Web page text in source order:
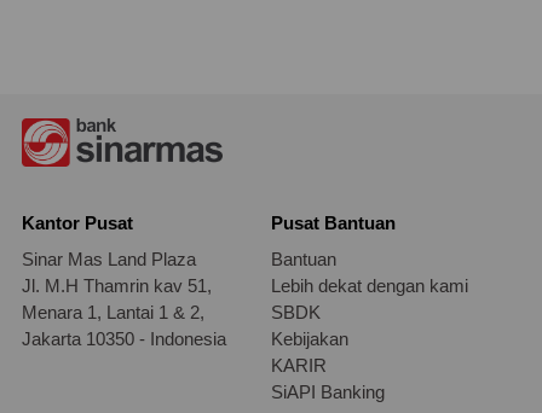
Kantor Pusat
Sinar Mas Land Plaza
Jl. M.H Thamrin kav 51,
Menara 1, Lantai 1 & 2,
Jakarta 10350 - Indonesia
Pusat Bantuan
Bantuan
Lebih dekat dengan kami
SBDK
Kebijakan
KARIR
SiAPI Banking